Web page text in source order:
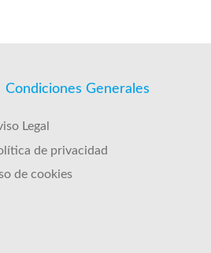
Condiciones Generales
Legal
de privacidad
de cookies